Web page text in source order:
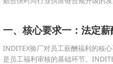
一、核心要求一：法定
INDITEX验厂对员工薪酬福利的核
是员工福利审核的基础环节。